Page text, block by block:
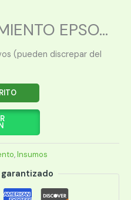
EPSO...
(pueden discrepar del
,Insumos
garantizado